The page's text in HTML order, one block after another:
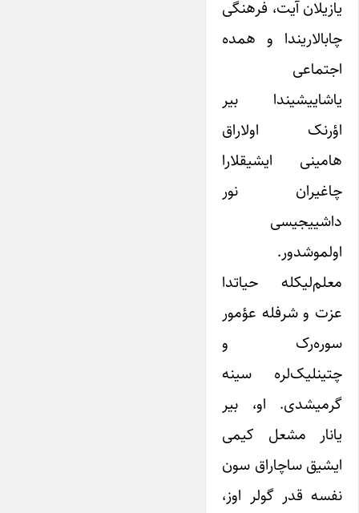
یازیلان آیت، فرهنگی
چابالاریندا و همده
اجتماعی
یاشاییشیندا بیر
اؤرنک اولاراق
هامینی ایشیقلارا
چاغیران نور
داشییجیسی
اولموشدور.
معلم‌لیکله حیاتدا
عزت و شرفله عؤمور
سوره‌رک و
چتینلیک‌لره سینه
گرمیشدی. او، بیر
یانار مشعل کیمی
ایشیق ساچاراق سون
نفسه قدر گولر اوز،